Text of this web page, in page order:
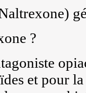
?
et pour